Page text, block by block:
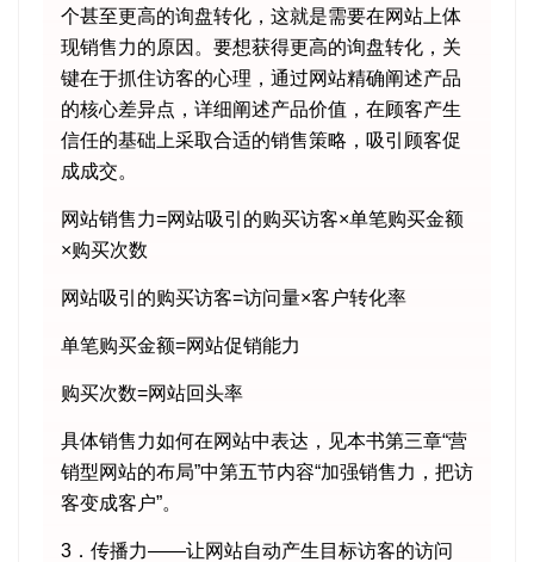
个甚至更高的询盘转化，这就是需要在网站上体
现销售力的原因。要想获得更高的询盘转化，关
键在于抓住访客的心理，通过网站精确阐述产品
的核心差异点，详细阐述产品价值，在顾客产生
信任的基础上采取合适的销售策略，吸引顾客促
成成交。
网站销售力=网站吸引的购买访客×单笔购买金额
×购买次数
网站吸引的购买访客=访问量×客户转化率
单笔购买金额=网站促销能力
购买次数=网站回头率
具体销售力如何在网站中表达，见本书第三章“营
销型网站的布局”中第五节内容“加强销售力，把访
客变成客户”。
3．传播力——让网站自动产生目标访客的访问